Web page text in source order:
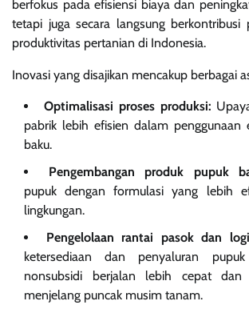
berfokus pada efisiensi biaya dan
tetapi juga secara langsung berkontribusi
produktivitas pertanian di Indonesia.
Inovasi yang disajikan mencakup berbagai
Optimalisasi proses produksi:
pabrik lebih efisien dalam penggunaan
baku.
Pengembangan produk pupuk
pupuk dengan formulasi yang lebih
lingkungan.
Pengelolaan rantai pasok dan
ketersediaan dan penyaluran
nonsubsidi berjalan lebih cepat dan
menjelang puncak musim tanam.